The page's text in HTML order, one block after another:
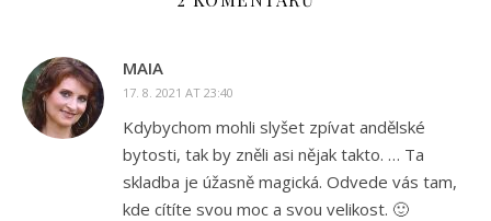
MAIA
17. 8. 2021 AT 23:40
Kdybychom mohli slyšet zpívat andělské
bytosti, tak by zněli asi nějak takto. … Ta
skladba je úžasně magická. Odvede vás tam,
kde cítíte svou moc a svou velikost. 🙂